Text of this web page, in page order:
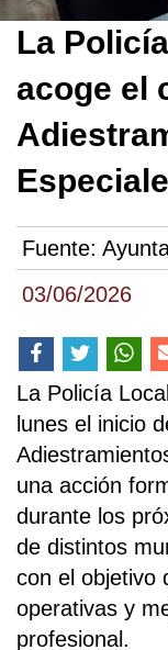
03/06/2026
La
acoge el
Fuente:
La Policía
lunes el inicio
una acción
durante los
de distintos
con el objetivo
operativas y
profesional.